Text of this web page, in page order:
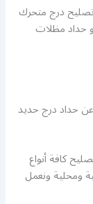
درج متحرك
حداد مظلات
حداد درج حديد
كافة أنواع
ومحلية ونعمل